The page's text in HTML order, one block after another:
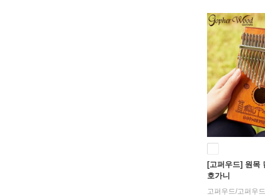
[고퍼우드] 원목
호가니
고퍼우드/고퍼우드